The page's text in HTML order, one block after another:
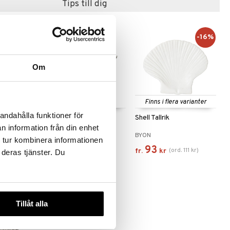
Om
funktioner för
information från din enhet
kombinera informationen
tjänster. Du
Tillåt alla
Tips till dig
Shell Skål
BYON
279
Finns i flera varianter
Shell Tallrik
BYON
fr. 93 kr (ord.111 kr)
-16%